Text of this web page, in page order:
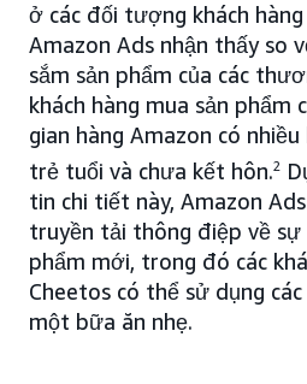
ở các đối tượng khách
Amazon Ads nhận thấy so
sắm sản phẩm của các
khách hàng mua sản phẩm
gian hàng Amazon có
trẻ tuổi và chưa kết hôn.2
tin chi tiết này, Amazon
truyền tải thông điệp về sự
phẩm mới, trong đó các
Cheetos có thể sử dụng
một bữa ăn nhẹ.